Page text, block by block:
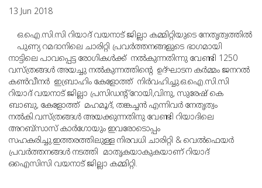
13 Jun 2018
ഒ.ഐ.സി.സി റിയാദ് വയനാട് ജില്ലാ കമ്മിറ്റിയുടെ നേതൃത്വത്തില്‍
പുണ്യ റമദാനിലെ ചാരിറ്റി പ്രവര്‍ത്തനങ്ങളുടെ ഭാഗമായി
നാട്ടിലെ പാവപ്പെട്ട രോഗികള്‍ക്ക് നല്‍കുന്നതിന്നു വേണ്ടി 1250
വസ്ത്രങ്ങള്‍ അയച്ചു നല്‍കുന്നത്തിന്റെ ഉദ്ഘാടന കര്‍മ്മം ജനറല്‍
കണ്‍വീനര്‍ ഇബ്രാഹിം കേളോത്ത് നിര്‍വഹിച്ചു.ഒ.ഐ.സി.സി
റിയാദ് വയനാട് ജില്ലാ പ്രസിഡന്റ് റോയി,വിനു, സുരേഷ് കെ
ബാബു, കേളോത്ത് മഹമൂദ്, തങ്കച്ചന്‍ എന്നിവര്‍ നേതൃത്വം
നല്‍കി.വസ്ത്രങ്ങള്‍ അയക്കുന്നതിനു വേണ്ടി റിയാദിലെ
അറബ്‌സാസ് കാര്‍ഗോയും ഇവരോടൊപ്പം
സഹകരിച്ചു.ഇത്തരത്തിലുള്ള നിരവധി ചാരിറ്റി & വെല്‍ഫെയര്‍
പ്രവര്‍ത്തനങ്ങള്‍ നടത്തി മാതൃകയാകുകയാണ് റിയാദ്
ഒഐസിസി വയനാട് ജില്ലാ കമ്മിറ്റി.